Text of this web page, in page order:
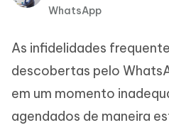
Editor
iAnyGo
WhatsApp
As infidelidades
descobertas pelo
em um momento
agendados de maneira